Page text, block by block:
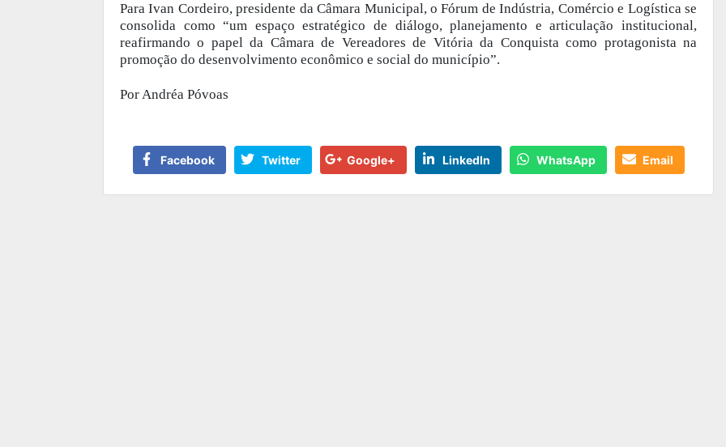
Para Ivan Cordeiro, presidente da Câmara Municipal, o Fórum de Indústria, Comércio e Logística se
consolida como “um espaço estratégico de diálogo, planejamento e articulação institucional,
reafirmando o papel da Câmara de Vereadores de Vitória da Conquista como protagonista na
promoção do desenvolvimento econômico e social do município”.
Por Andréa Póvoas
Facebook Twitter Google+ LinkedIn WhatsApp Email